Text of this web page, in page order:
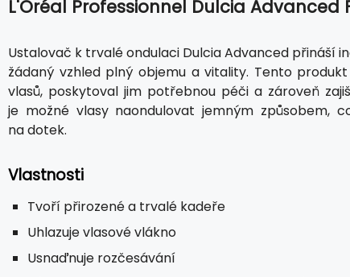
L'Oréal Professionnel Dulcia Advanced
Ustalovač k trvalé ondulaci Dulcia Advanced
žádaný vzhled plný objemu a vitality. Tento
vlasů, poskytoval jim potřebnou péči a zároveň
je možné vlasy naondulovat jemným způsobem,
na dotek.
Vlastnosti
Tvoří přirozené a trvalé kadeře
Uhlazuje vlasové vlákno
Usnaďnuje rozčesávání